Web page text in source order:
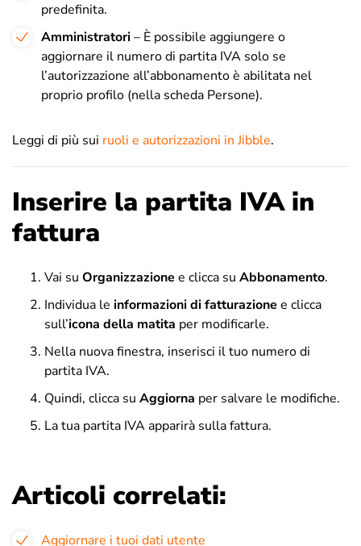
predefinita.
Amministratori– È possibile aggiungere o
aggiornare il numero di partita IVA solo se
l’autorizzazione all’abbonamento è abilitata nel
proprio profilo (nella scheda Persone).
Leggi di più sui ruoli e autorizzazioni in Jibble.
Inserire la partita IVA in
fattura
Vai su Organizzazione e clicca su Abbonamento.
Individua le informazioni di fatturazione e clicca
sull’icona della matita per modificarle.
Nella nuova finestra, inserisci il tuo numero di
partita IVA.
Quindi, clicca su Aggiorna per salvare le modifiche.
La tua partita IVA apparirà sulla fattura.
Articoli correlati:
Aggiornare i tuoi dati utente